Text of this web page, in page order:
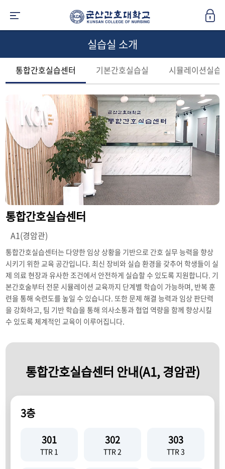
실습실 소개
통합간호실습센터 기본간호실습실 시뮬레이션실습
통합간호실습센터
A1(경암관)
통합간호실습센터는 다양한 임상 상황을 기반으로 간호 실무 능력을 향상
시키기 위한 교육 공간입니다. 최신 장비와 실습 환경을 갖추어 학생들이 실
제 의료 현장과 유사한 조건에서 안전하게 실습할 수 있도록 지원합니다. 기
본간호술부터 전문 시뮬레이션 교육까지 단계별 학습이 가능하며, 반복 훈
련을 통해 숙련도를 높일 수 있습니다. 또한 문제 해결 능력과 임상 판단력
을 강화하고, 팀 기반 학습을 통해 의사소통과 협업 역량을 함께 향상시킬
수 있도록 체계적인 교육이 이루어집니다.
통합간호실습센터 안내(A1, 경암관)
3층
301
TTR 1
302
TTR 2
303
TTR 3